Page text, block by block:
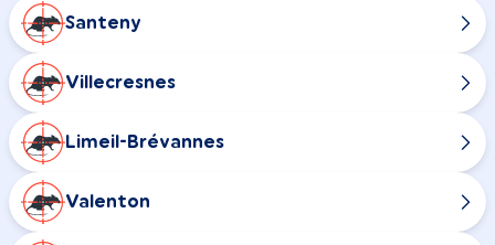
Santeny
Villecresnes
Limeil-Brévannes
Valenton